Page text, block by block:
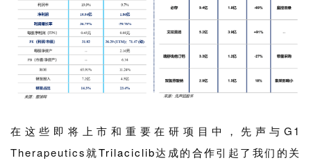
在这些即将上市和重要在研项目中，先声与G1
Therapeutics就Trilaciclib达成的合作引起了我们的关